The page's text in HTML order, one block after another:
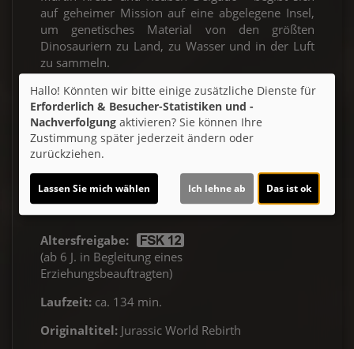
auf geheimer Mission auf eine abgelegene Insel,
um genetisches Material von den größten
Dinosauriern zu Land, zu Wasser und in der Luft
zu sammeln.
Ticket-Alarm
Altersfreigabe:
(ab 6 J. in Begleitung eines
Erziehungsbeauftragten)
Laufzeit: ca. 134 min.
Originaltitel: Jurassic World Rebirth
Hallo! Könnten wir bitte einige zusätzliche Dienste für
Erforderlich & Besucher-Statistiken und -
Nachverfolgung aktivieren? Sie können Ihre
Zustimmung später jederzeit ändern oder
zurückziehen.
Lassen Sie mich wählen Ich lehne ab Das ist ok